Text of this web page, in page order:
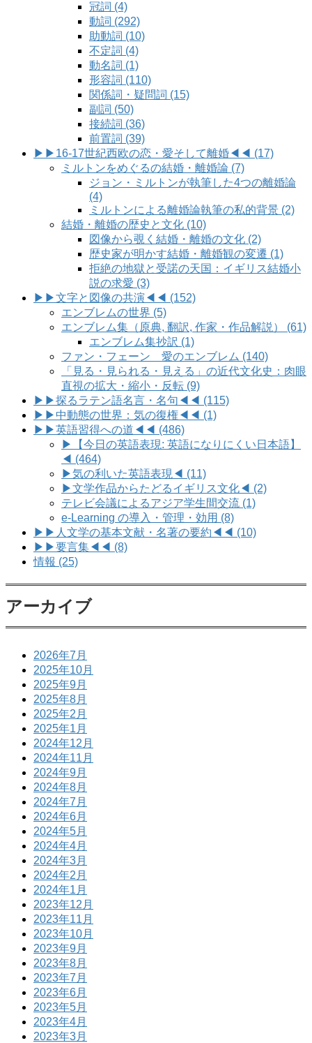
冠詞 (4)
動詞 (292)
助動詞 (10)
不定詞 (4)
動名詞 (1)
形容詞 (110)
関係詞・疑問詞 (15)
副詞 (50)
接続詞 (36)
前置詞 (39)
▶▶16-17世紀西欧の恋・愛そして離婚◀◀ (17)
ミルトンをめぐるの結婚・離婚論 (7)
ジョン・ミルトンが執筆した4つの離婚論
(4)
ミルトンによる離婚論執筆の私的背景 (2)
結婚・離婚の歴史と文化 (10)
図像から覗く結婚・離婚の文化 (2)
歴史家が明かす結婚・離婚観の変遷 (1)
拒絶の地獄と受諾の天国：イギリス結婚小
説の求愛 (3)
▶▶文字と図像の共演◀◀ (152)
エンブレムの世界 (5)
エンブレム集（原典, 翻訳, 作家・作品解説） (61)
エンブレム集抄訳 (1)
ファン・フェーン 愛のエンブレム (140)
「見る・見られる・見える」の近代文化史：肉眼
直視の拡大・縮小・反転 (9)
▶▶探るラテン語名言・名句◀◀ (115)
▶▶中動態の世界：気の復権◀◀ (1)
▶▶英語習得への道◀◀ (486)
▶【今日の英語表現: 英語になりにくい日本語】
◀ (464)
▶気の利いた英語表現◀ (11)
▶文学作品からたどるイギリス文化◀ (2)
テレビ会議によるアジア学生間交流 (1)
e-Learning の導入・管理・効用 (8)
▶▶人文学の基本文献・名著の要約◀◀ (10)
▶▶要言集◀◀ (8)
情報 (25)
アーカイブ
2026年7月
2025年10月
2025年9月
2025年8月
2025年2月
2025年1月
2024年12月
2024年11月
2024年9月
2024年8月
2024年7月
2024年6月
2024年5月
2024年4月
2024年3月
2024年2月
2024年1月
2023年12月
2023年11月
2023年10月
2023年9月
2023年8月
2023年7月
2023年6月
2023年5月
2023年4月
2023年3月